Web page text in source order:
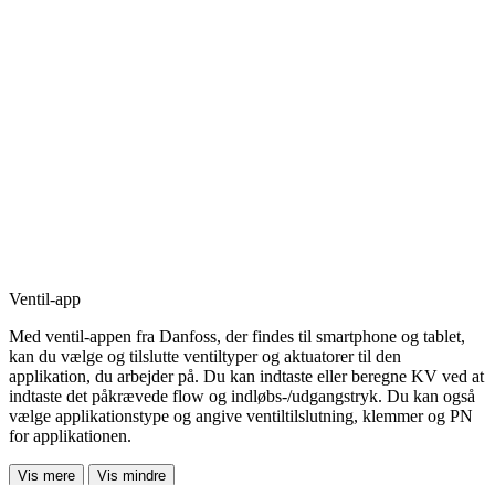
Ventil-app
Med ventil-appen fra Danfoss, der findes til smartphone og tablet,
kan du vælge og tilslutte ventiltyper og aktuatorer til den
applikation, du arbejder på. Du kan indtaste eller beregne KV ved at
indtaste det påkrævede flow og indløbs-/udgangstryk. Du kan også
vælge applikationstype og angive ventiltilslutning, klemmer og PN
for applikationen.
Vis mere Vis mindre